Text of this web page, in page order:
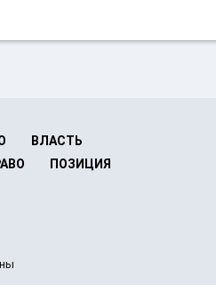
ВЛАСТЬ
ПОЗИЦИЯ